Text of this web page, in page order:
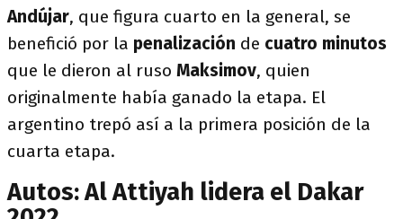
Andújar, que figura cuarto en la general, se
benefició por la penalización de cuatro minutos
que le dieron al ruso Maksimov, quien
originalmente había ganado la etapa. El
argentino trepó así a la primera posición de la
cuarta etapa.
Autos: Al Attiyah lidera el Dakar